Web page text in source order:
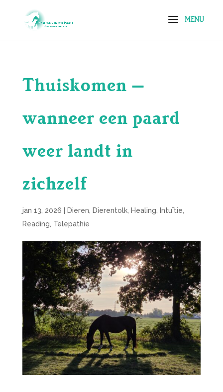
Thuiskomen –
wanneer een paard
weer landt in
zichzelf
jan 13, 2026 Dieren Dierentolk, Healing Intuïtie
Reading Telepathie